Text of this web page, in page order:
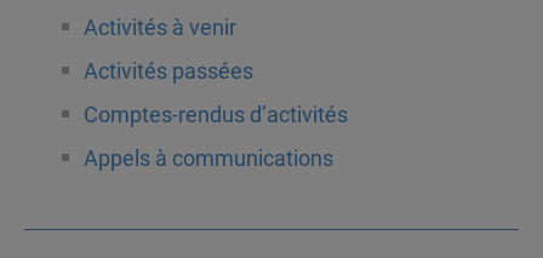
Activités à venir
Activités passées
Comptes-rendus d’activités
Appels à communications